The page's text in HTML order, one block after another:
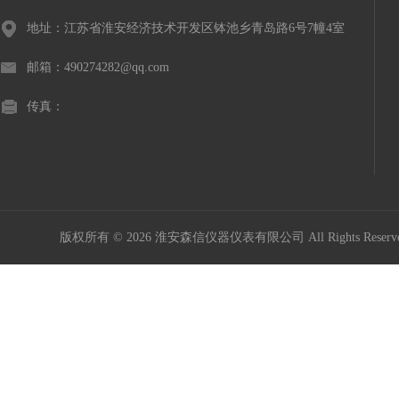
地址：江苏省淮安经济技术开发区钵池乡青岛路6号7幢4室
邮箱：490274282@qq.com
传真：
版权所有 © 2026 淮安森信仪器仪表有限公司 All Rights